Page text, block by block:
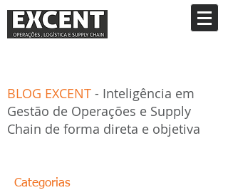
BLOG EXCENT - Inteligência em
Gestão de Operações e Supply
Chain de forma direta e objetiva
Categorias